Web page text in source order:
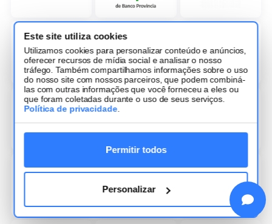
Este site utiliza cookies
Utilizamos cookies para personalizar conteúdo e anúncios,
oferecer recursos de mídia social e analisar o nosso
tráfego. Também compartilhamos informações sobre o uso
do nosso site com nossos parceiros, que podem combiná-
las com outras informações que você forneceu a eles ou
que foram coletadas durante o uso de seus serviços.
Política de privacidade
Permitir todos
Personalizar